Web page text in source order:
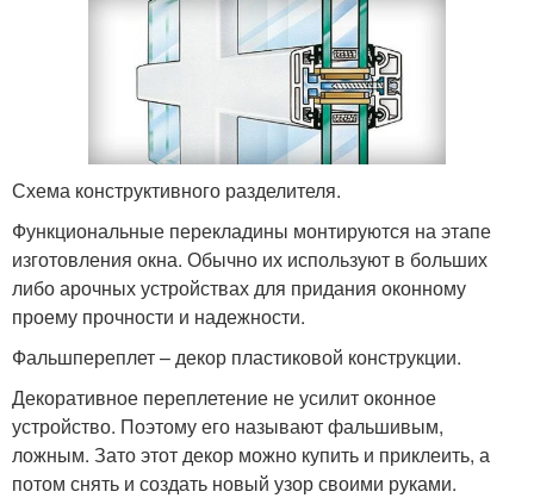
Схема конструктивного разделителя.
Функциональные перекладины монтируются на этапе
изготовления окна. Обычно их используют в больших
либо арочных устройствах для придания оконному
проему прочности и надежности.
Фальшпереплет – декор пластиковой конструкции.
Декоративное переплетение не усилит оконное
устройство. Поэтому его называют фальшивым,
ложным. Зато этот декор можно купить и приклеить, а
потом снять и создать новый узор своими руками.